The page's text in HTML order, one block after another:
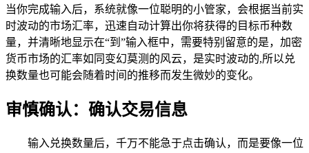
当你完成输入后，系统就像一位聪明的小管家，会根据当前实
时波动的市场汇率，迅速自动计算出你将获得的目标币种数
量，并清晰地显示在“到”输入框中，需要特别留意的是，加密
货币市场的汇率如同变幻莫测的风云，是实时波动的,所以兑
换数量也可能会随着时间的推移而发生微妙的变化。
审慎确认：确认交易信息
输入兑换数量后，千万不能急于点击确认，而是要像一位